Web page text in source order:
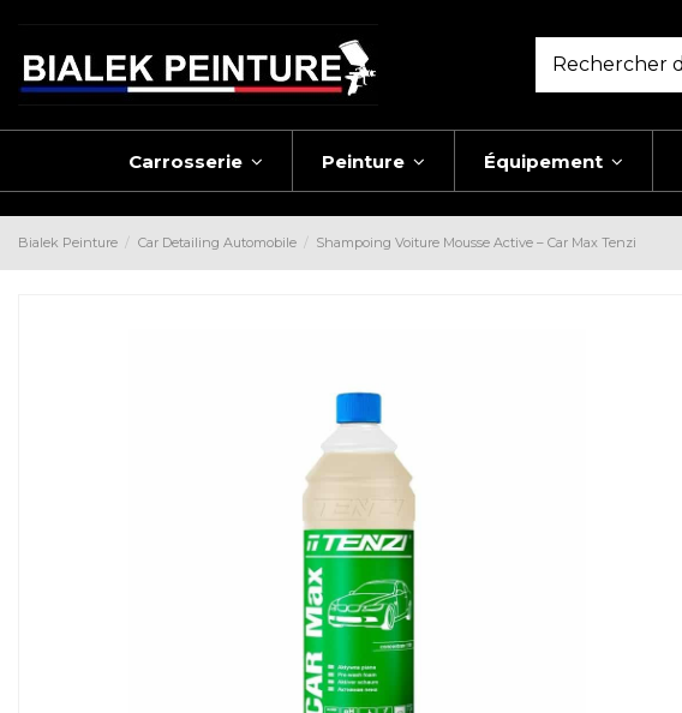
Carrosserie Peinture Équipement
Bialek Peinture Car Detailing Automobile Shampoing Voiture Mousse Active – Car Max Tenzi